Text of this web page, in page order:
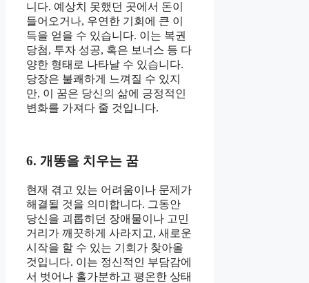
니다. 예상치 못했던 곳에서 돈이
들어오거나, 우연한 기회에 큰 이
득을 얻을 수 있습니다. 이는 복권
당첨, 투자 성공, 혹은 보너스 등 다
양한 형태로 나타날 수 있습니다.
당장은 불쾌하게 느껴질 수 있지
만, 이 꿈은 당신의 삶에 긍정적인
변화를 가져다 줄 것입니다.
6. 개똥을 치우는 꿈
현재 겪고 있는 어려움이나 문제가
해결될 것을 의미합니다. 그동안
당신을 괴롭히던 장애물이나 고민
거리가 깨끗하게 사라지고, 새로운
시작을 할 수 있는 기회가 찾아올
것입니다. 이는 정신적인 부담감에
서 벗어나 홀가분하고 평온한 상태